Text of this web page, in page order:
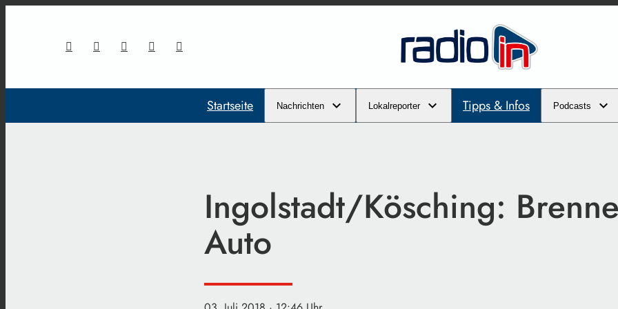
Startseite Nachrichten Lokalreporter Tipps & Infos Podcasts
Ingolstadt/Kösching:
Auto